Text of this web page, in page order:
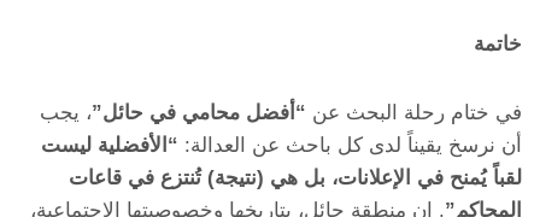
خاتمة
في ختام رحلة البحث عن “أفضل محامي في حائل”، يجب
أن نرسخ يقيناً لدى كل باحث عن العدالة: “الأفضلية ليست
لقباً يُمنح في الإعلانات، بل هي (نتيجة) تُنتزع في قاعات
المحاكم”. إن منطقة حائل، بتاريخها وخصوصيتها الاجتماعية،